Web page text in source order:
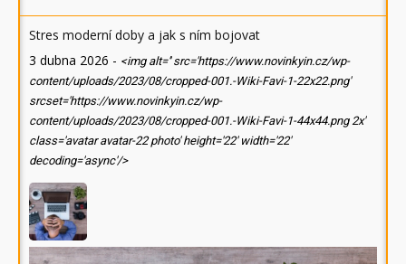
Stres moderní doby a jak s ním bojovat
3 dubna 2026 - <img alt='' src='https://www.novinkyin.cz/wp-
content/uploads/2023/08/cropped-001.-Wiki-Favi-1-22x22.png'
srcset='https://www.novinkyin.cz/wp-
content/uploads/2023/08/cropped-001.-Wiki-Favi-1-44x44.png 2x'
class='avatar avatar-22 photo' height='22' width='22'
decoding='async'/>